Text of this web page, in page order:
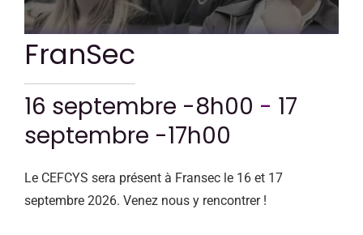
CONTACT
FranSec
16 septembre -8h00 - 17
septembre -17h00
Le CEFCYS sera présent à Fransec le 16 et 17
septembre 2026. Venez nous y rencontrer !